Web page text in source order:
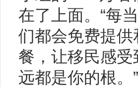
在了上面。“每
们都会免费提
餐，让移民感
远都是你的根。